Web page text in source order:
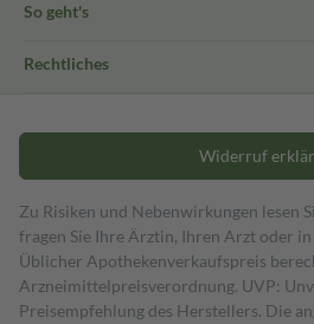
So geht's
Rechtliches
Widerruf
Zu Risiken und Nebenwirkungen lesen
fragen Sie Ihre Ärztin, Ihren Arzt oder
Üblicher Apothekenverkaufspreis
Arzneimittelpreisverordnung. UVP:
Preisempfehlung des Herstellers. Die